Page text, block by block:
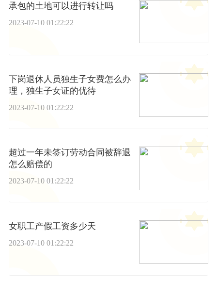
承包的土地可以进行转让吗
2023-07-10 01:22:22
下岗退休人员独生子女费怎么办
理，独生子女证的优待
2023-07-10 01:22:22
超过一年未签订劳动合同被辞退
怎么赔偿的
2023-07-10 01:22:22
女职工产假工资多少天
2023-07-10 01:22:22